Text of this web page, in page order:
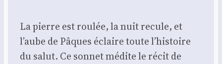
La pierre est roulée, la nuit recule, et
l’aube de Pâques éclaire toute l’histoire
du salut. Ce sonnet médite le récit de